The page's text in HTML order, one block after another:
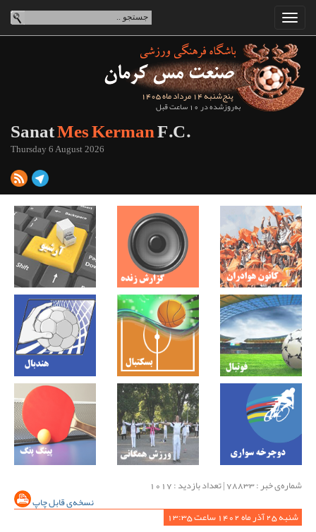
پنج‌شنبه 14 مرداد ماه 1405
به‌روزشده در 10 ساعت قبل
SanatMes KermanF.C.
Thursday 6 August 2026
شماره‌ی خبر : ‌78833 | تعداد بازدید : 1017
نسخه‌ی قابل چاپ
شنبه 25 آذر ماه 1402 ساعت 13:35